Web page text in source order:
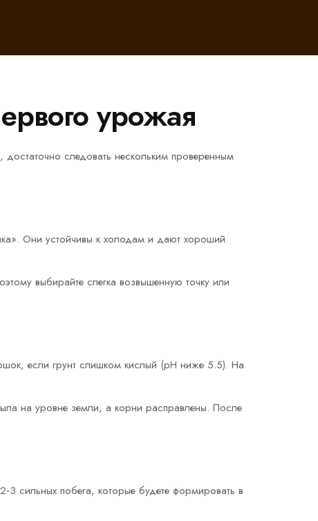
урожая
следовать нескольким проверенным
Они устойчивы к холодам и дают хороший
выбирайте слегка возвышенную точку или
если грунт слишком кислый (pH ниже 5.5). На
на уровне земли, а корни расправлены. После
сильных побега, которые будете формировать в